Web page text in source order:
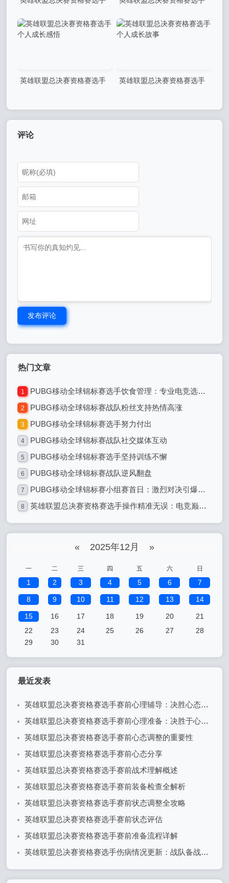
道德规范要求
反应速度训练成果
英雄联盟总决赛资格赛选手
英雄联盟总决赛资格赛选手
评论
发布评论
热门文章
1 PUBG移动全球锦标赛选手饮食管理：专业电竞选手的饮食之道
2 PUBG移动全球锦标赛战队粉丝支持热情高涨
3 PUBG移动全球锦标赛选手努力付出
4 PUBG移动全球锦标赛战队社交媒体互动
5 PUBG移动全球锦标赛选手坚持训练不懈
6 PUBG移动全球锦标赛战队逆风翻盘
7 PUBG移动全球锦标赛小组赛首日：激烈对决引爆全球电竞热潮
8 英雄联盟总决赛资格赛选手操作精准无误：电竞巅峰的精准艺术
« 2025年12月 »
一 二 三 四 五 六 日
1 2 3 4 5 6 7
8 9 10 11 12 13 14
15 16 17 18 19 20
21
22
23 24 25 26 27
28
29
30 31
最近发表
英雄联盟总决赛资格赛选手赛前心理辅导：决胜心态的关键
英雄联盟总决赛资格赛选手赛前心理准备：决胜于心态之间
英雄联盟总决赛资格赛选手赛前心态调整的重要性
英雄联盟总决赛资格赛选手赛前心态分享
英雄联盟总决赛资格赛选手赛前战术理解概述
英雄联盟总决赛资格赛选手赛前装备检查全解析
英雄联盟总决赛资格赛选手赛前状态调整全攻略
英雄联盟总决赛资格赛选手赛前状态评估
英雄联盟总决赛资格赛选手赛前准备流程详解
英雄联盟总决赛资格赛选手伤病情况更新：战队备战面临挑战